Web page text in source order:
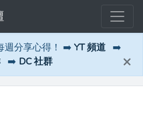
週分享心得！ ➡️ YT 頻道 ➡️
➡️ DC 社群 ×